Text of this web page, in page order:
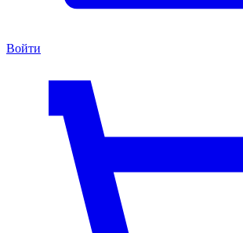
Войти